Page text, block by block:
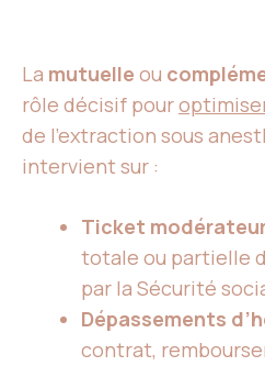
La mutuelle ou
rôle décisif pour
de l’extraction sous
intervient sur :
Ticket
totale ou partielle
par la Sécurité
Dépassements
contrat,